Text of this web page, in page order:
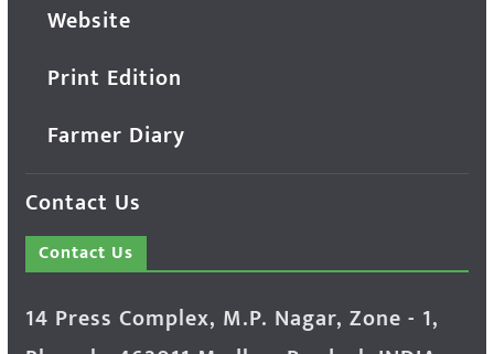
Website
Print Edition
Farmer Diary
Contact Us
Contact Us
14 Press Complex, M.P. Nagar, Zone - 1,